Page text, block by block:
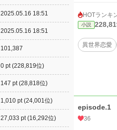
HOTランキ
小説
異世界恋愛
episode.1
36
2025.05.16 18:51
2025.05.16 18:51
101,387
0 pt (228,819位)
147 pt (28,818位)
1,010 pt (24,001位)
27,033 pt (16,292位)